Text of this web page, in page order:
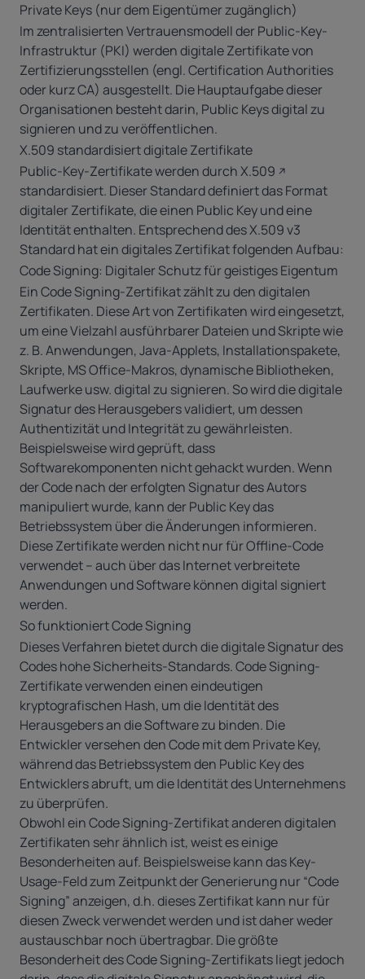
Private Keys (nur dem Eigentümer zugänglich)
Im zentralisierten Vertrauensmodell der Public-Key-
Infrastruktur (PKI) werden digitale Zertifikate von
Zertifizierungsstellen (engl. Certification Authorities
oder kurz CA) ausgestellt. Die Hauptaufgabe dieser
Organisationen besteht darin, Public Keys digital zu
signieren und zu veröffentlichen.
X.509 standardisiert digitale Zertifikate
Public-Key-Zertifikate werden durchX.509
standardisiert. Dieser Standard definiert das Format
digitaler Zertifikate, die einen Public Key und eine
Identität enthalten. Entsprechend des X.509 v3
Standard hat ein digitales Zertifikat folgenden Aufbau:
Code Signing: Digitaler Schutz für geistiges Eigentum
Ein Code Signing-Zertifikat zählt zu den digitalen
Zertifikaten. Diese Art von Zertifikaten wird eingesetzt,
um eine Vielzahl ausführbarer Dateien und Skripte wie
z. B. Anwendungen, Java-Applets, Installationspakete,
Skripte, MS Office-Makros, dynamische Bibliotheken,
Laufwerke usw. digital zu signieren. So wird die digitale
Signatur des Herausgebers validiert, um dessen
Authentizität und Integrität zu gewährleisten.
Beispielsweise wird geprüft, dass
Softwarekomponenten nicht gehackt wurden. Wenn
der Code nach der erfolgten Signatur des Autors
manipuliert wurde, kann der Public Key das
Betriebssystem über die Änderungen informieren.
Diese Zertifikate werden nicht nur für Offline-Code
verwendet – auch über das Internet verbreitete
Anwendungen und Software können digital signiert
werden.
So funktioniert Code Signing
Dieses Verfahren bietet durch die digitale Signatur des
Codes hohe Sicherheits-Standards. Code Signing-
Zertifikate verwenden einen eindeutigen
kryptografischen Hash, um die Identität des
Herausgebers an die Software zu binden. Die
Entwickler versehen den Code mit dem Private Key,
während das Betriebssystem den Public Key des
Entwicklers abruft, um die Identität des Unternehmens
zu überprüfen.
Obwohl ein Code Signing-Zertifikat anderen digitalen
Zertifikaten sehr ähnlich ist, weist es einige
Besonderheiten auf. Beispielsweise kann das Key-
Usage-Feld zum Zeitpunkt der Generierung nur “Code
Signing” anzeigen, d.h. dieses Zertifikat kann nur für
diesen Zweck verwendet werden und ist daher weder
austauschbar noch übertragbar. Die größte
Besonderheit des Code Signing-Zertifikats liegt jedoch